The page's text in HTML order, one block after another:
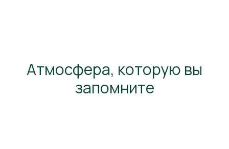
Атмосфера, которую вы
запомните